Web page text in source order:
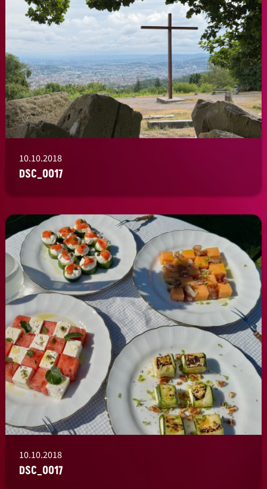
10.10.2018
DSC_0017
10.10.2018
DSC_0017